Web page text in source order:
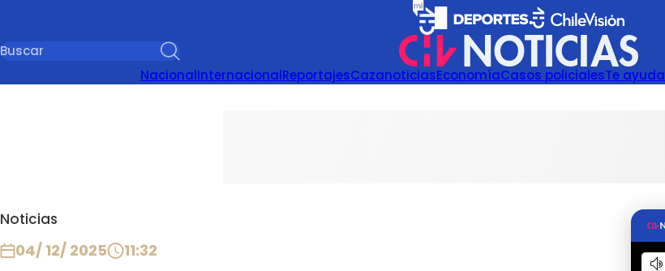
NacionalInternacionalReportajesCazanoticiasEconomíaCasos policialesTe ayuda
Noticias
04/ 12/ 2025 11:32